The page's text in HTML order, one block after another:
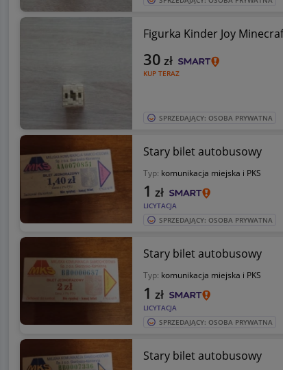
Figurka Kinder Joy
KUP TERAZ
30 zł
SPRZEDAJĄCY: OSOBA PRYWATNA
Stary bilet autobusowy
Typ: komunikacja miejska i PKS
LICYTACJA
1 zł
SPRZEDAJĄCY: OSOBA PRYWATNA
Stary bilet autobusowy
Typ: komunikacja miejska i PKS
LICYTACJA
1 zł
SPRZEDAJĄCY: OSOBA PRYWATNA
Stary bilet autobusowy